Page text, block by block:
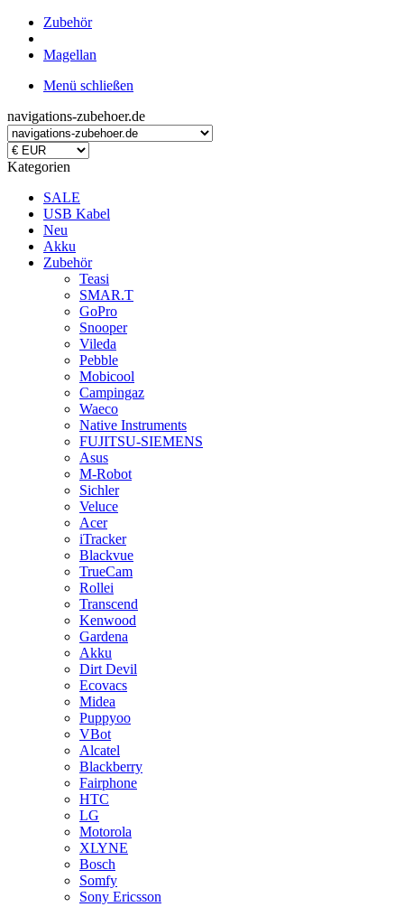
Zubehör
Magellan
Menü schließen
navigations-zubehoer.de
Kategorien
SALE
USB Kabel
Neu
Akku
Zubehör
Teasi
SMAR.T
GoPro
Snooper
Vileda
Pebble
Mobicool
Campingaz
Waeco
Native Instruments
FUJITSU-SIEMENS
Asus
M-Robot
Sichler
Veluce
Acer
iTracker
Blackvue
TrueCam
Rollei
Transcend
Kenwood
Gardena
Akku
Dirt Devil
Ecovacs
Midea
Puppyoo
VBot
Alcatel
Blackberry
Fairphone
HTC
LG
Motorola
XLYNE
Bosch
Somfy
Sony Ericsson